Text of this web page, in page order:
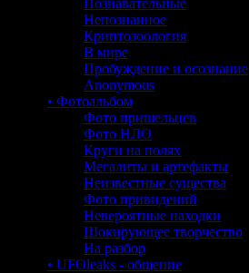
Познавательные
Непознанное
Криптозоология
В мире
Пробуждение и осознание
Anonymous
• Фотоальбом
Фото пришельцев
Фото НЛО
Круги на полях
Мегалиты и артефакты
Неизвестные существа
Фото привидений
Невероятные находки
Шокирующее творчество
На разбор
• UFOleaks - общение